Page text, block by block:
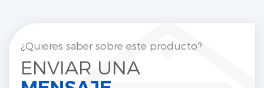
¿Quieres saber sobre este producto?
ENVIAR UNA